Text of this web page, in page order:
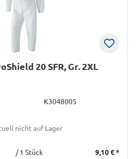
20 SFR, Gr. 2XL
K3048005
nicht auf Lager
/ 1 Stück 9,10 €*